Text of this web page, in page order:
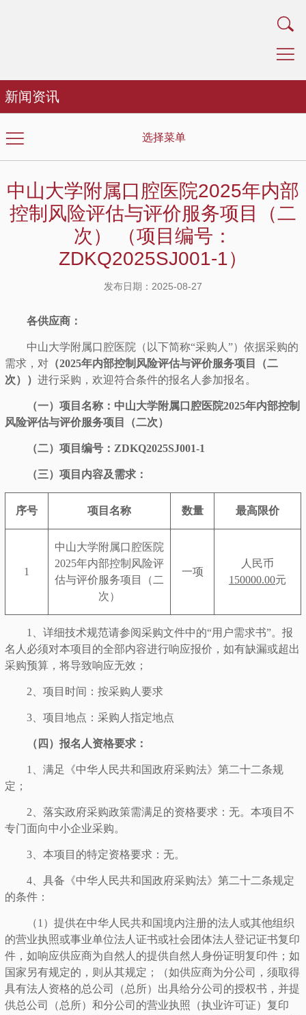
新闻资讯
选择菜单
中山大学附属口腔医院2025年内部
控制风险评估与评价服务项目（二
次） （项目编号：
ZDKQ2025SJ001-1）
发布日期：2025-08-27
各供应商：
中山大学附属口腔医院（以下简称“采购人”）依据采购的
需求，对 （2025年内部控制风险评估与评价服务项目（二
次）） 进行采购，欢迎符合条件的报名人参加报名。
（一）项目名称：中山大学附属口腔医院2025年内部控制
风险评估与评价服务项目（二次）
（二）项目编号：ZDKQ2025SJ001-1
（三）项目内容及需求：
序号 项目名称 数量 最高限价
1
中山大学附属口腔医院
2025年内部控制风险评
估与评价服务项目（二
次）
一项
人民币
150000.00元
1、详细技术规范请参阅采购文件中的“用户需求书”。报
名人必须对本项目的全部内容进行响应报价，如有缺漏或超出
采购预算，将导致响应无效；
2、项目时间：按采购人要求
3、项目地点：采购人指定地点
（四）报名人资格要求：
1、满足《中华人民共和国政府采购法》第二十二条规
定；
2、落实政府采购政策需满足的资格要求：无。本项目不
专门面向中小企业采购。
3、本项目的特定资格要求：无。
4、具备《中华人民共和国政府采购法》第二十二条规定
的条件：
（1）提供在中华人民共和国境内注册的法人或其他组织
的营业执照或事业单位法人证书或社会团体法人登记证书复印
件，如响应供应商为自然人的提供自然人身份证明复印件；如
国家另有规定的，则从其规定；（如供应商为分公司，须取得
具有法人资格的总公司（总所）出具给分公司的授权书，并提
供总公司（总所）和分公司的营业执照（执业许可证）复印